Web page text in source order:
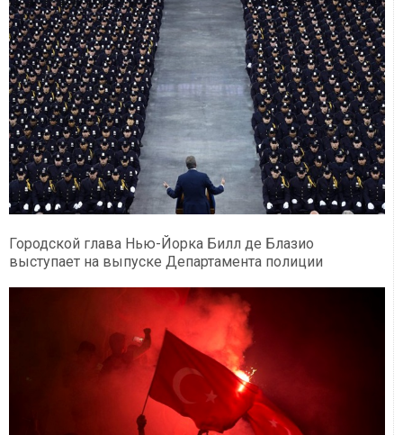
Городской глава Нью-Йорка Билл де Блазио
выступает на выпуске Департамента полиции